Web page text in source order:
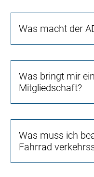
Was macht der
Was bringt mir
Mitgliedschaft?
Was muss ich
Fahrrad